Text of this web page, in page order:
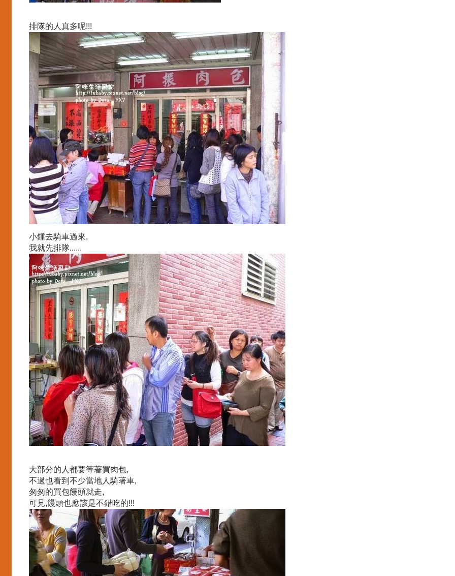
排隊的人真多呢!!!
小鍾去騎車過來,
我就先排隊......
大部分的人都要等著買肉包,
不過也看到不少當地人騎著車,
匆匆的買包饅頭就走,
可見,饅頭也應該是不錯吃的!!!